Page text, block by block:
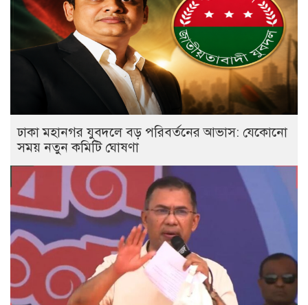
ঢাকা মহানগর যুবদলে বড় পরিবর্তনের আভাস: যেকোনো
সময় নতুন কমিটি ঘোষণা